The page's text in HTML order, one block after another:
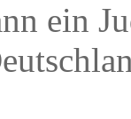
ein